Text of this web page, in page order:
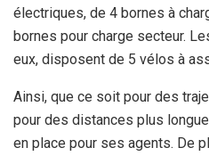
électriques, de 4 bornes à
bornes pour charge secteur.
eux, disposent de 5 vélos à
Ainsi, que ce soit pour des
pour des distances plus
en place pour ses agents. De